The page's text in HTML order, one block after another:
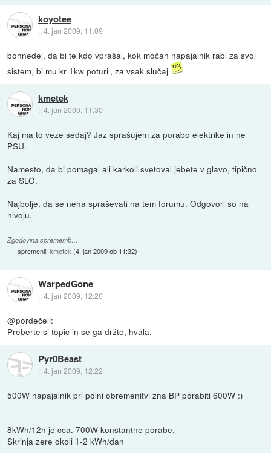
koyotee
::4. jan 2009, 11:09
bohnedej, da bi te kdo vprašal, kok močan napajalnik rabi za svoj
sistem, bi mu kr 1kw poturil, za vsak slučaj
kmetek
::4. jan 2009, 11:30
Kaj ma to veze sedaj? Jaz sprašujem za porabo elektrike in ne
PSU.
Namesto, da bi pomagal ali karkoli svetoval jebete v glavo, tipično
za SLO.
Najbolje, da se neha spraševati na tem forumu. Odgovori so na
nivoju.
Zgodovina sprememb…
spremenil:kmetek (4. jan 2009 ob 11:32)
WarpedGone
::4. jan 2009, 12:20
@pordečeli:
Preberte si topic in se ga držte, hvala.
Pyr0Beast
::4. jan 2009, 12:22
500W napajalnik pri polni obremenitvi zna BP porabiti 600W :)
8kWh/12h je cca. 700W konstantne porabe.
Skrinja zere okoli 1-2 kWh/dan